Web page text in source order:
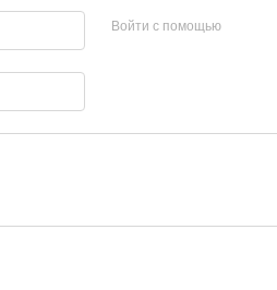
Войти с помощью